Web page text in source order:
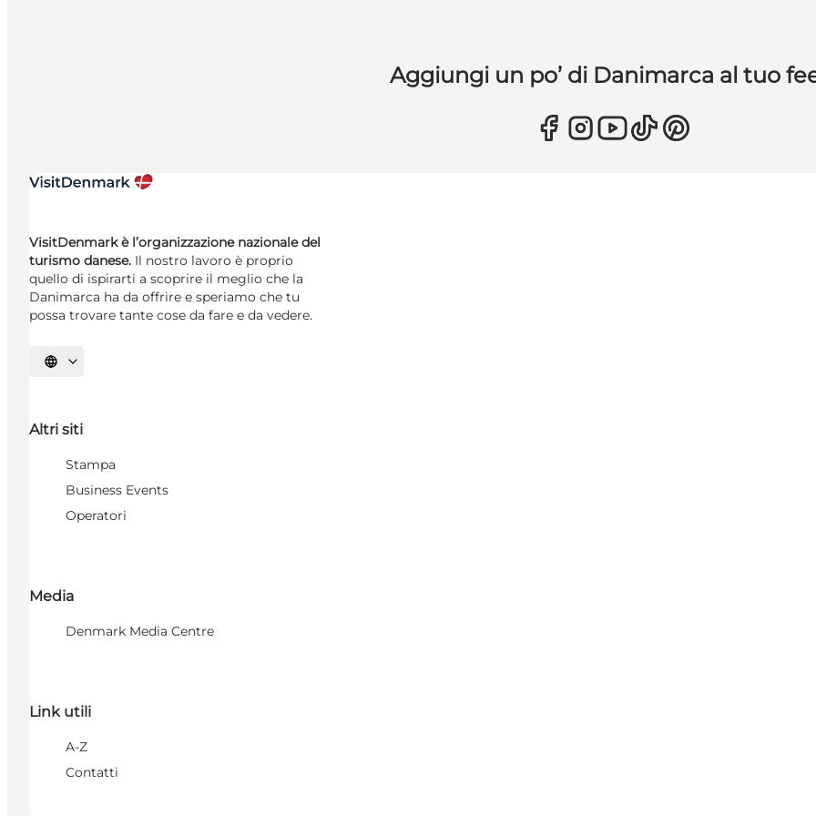
Aggiungi un po’ di Danimarca al tuo
VisitDenmark è l’organizzazione nazionale del
turismo danese. Il nostro lavoro è proprio
quello di ispirarti a scoprire il meglio che la
Danimarca ha da offrire e speriamo che tu
possa trovare tante cose da fare e da vedere.
Seleziona la lingua
Altri siti
Stampa
Business Events
Operatori
Media
Denmark Media Centre
Link utili
A-Z
Contatti